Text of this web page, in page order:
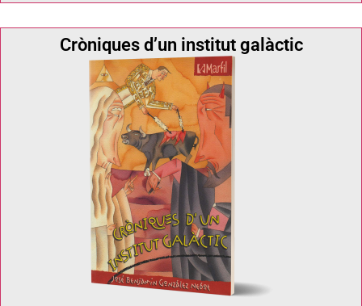
Cròniques d’un institut galàctic